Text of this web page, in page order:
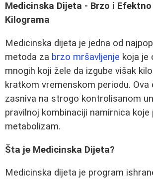
Medicinska Dijeta - Brzo i
Kilograma
Medicinska dijeta je jedna od
metoda za brzo mršavljenje koja je
mnogih koji žele da izgube višak
kratkom vremenskom periodu. Ova
zasniva na strogo kontrolisanom
pravilnoj kombinaciji namirnica koje
metabolizam.
Šta je Medicinska Dijeta?
Medicinska dijeta je program